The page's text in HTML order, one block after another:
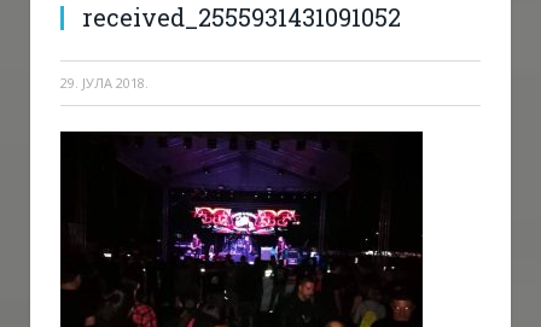
received_2555931431091052
29. ЈУЛА 2018.